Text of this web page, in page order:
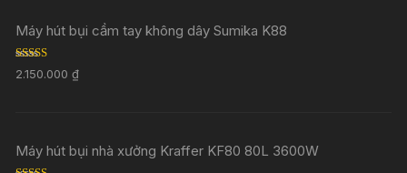
Máy hút bụi cầm tay không dây Sumika K88
Rated5.00
out of 5
2.150.000₫
Máy hút bụi nhà xưởng Kraffer KF80 80L 3600W